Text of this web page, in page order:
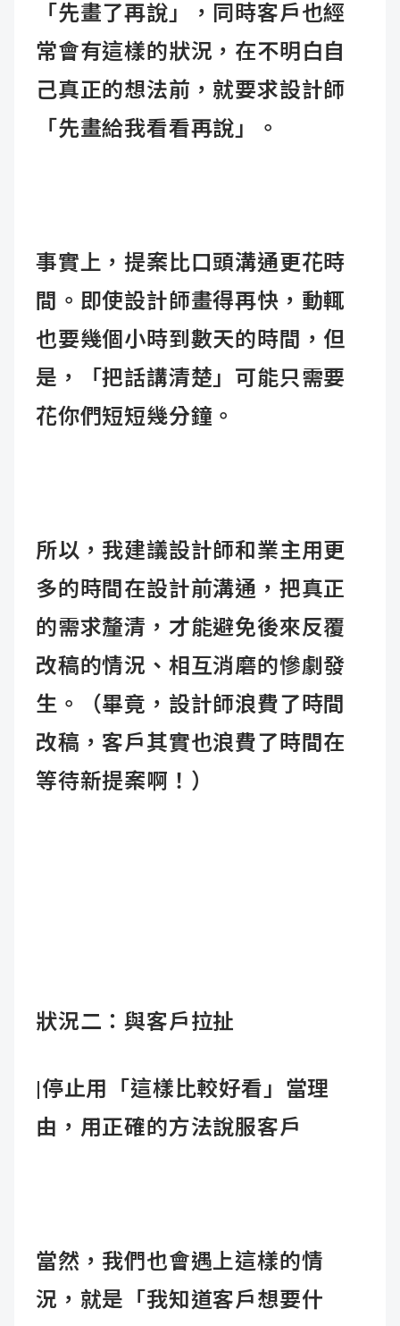
「先畫了再說」
，同時客戶也經
常會有這樣的狀況，在不明白自
己真正的想法前，就要求設計師
「先畫給我看看再說」
。
事實上，提案比口頭溝通更花時
間。即使設計師畫得再快，動輒
也要幾個小時到數天的時間，但
是，
「把話講清楚」 可能只需要
花你們短短幾分鐘。
所以，我建議設計師和業主用更
多的時間在設計前溝通，把真正
的需求釐清，才能避免後來反覆
改稿的情況、相互消磨的慘劇發
生。（畢竟，設計師浪費了時間
改稿，客戶其實也浪費了時間在
等待新提案啊！）
狀況二：與客戶拉扯
|停止用「這樣比較好看」當理
由，用正確的方法說服客戶
當然，我們也會遇上這樣的情
況，就是 「我知道客戶想要什